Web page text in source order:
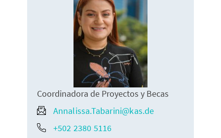
Coordinadora de Proyectos y Becas
Annalissa.Tabarini@kas.de
+502 2380 5116